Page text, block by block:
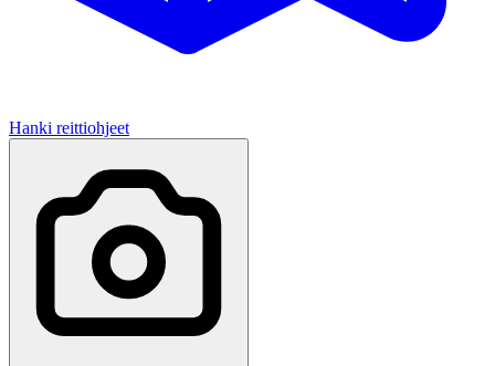
Hanki reittiohjeet